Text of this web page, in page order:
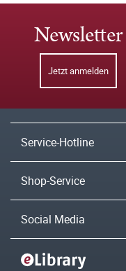
Newsletter
Jetzt anmelden
Service-Hotline
Shop-Service
Social Media